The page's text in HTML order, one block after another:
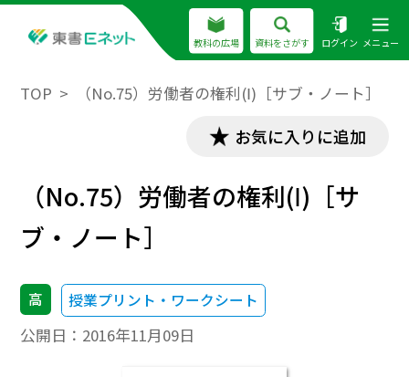
教科の広場 資料をさがす ログイン メニュー
TOP （No.75）労働者の権利(Ⅰ)［サブ・ノート］
お気に入りに追加
（No.75）労働者の権利(Ⅰ)［サ
ブ・ノート］
高 授業プリント・ワークシート
公開日： 2016年11月09日